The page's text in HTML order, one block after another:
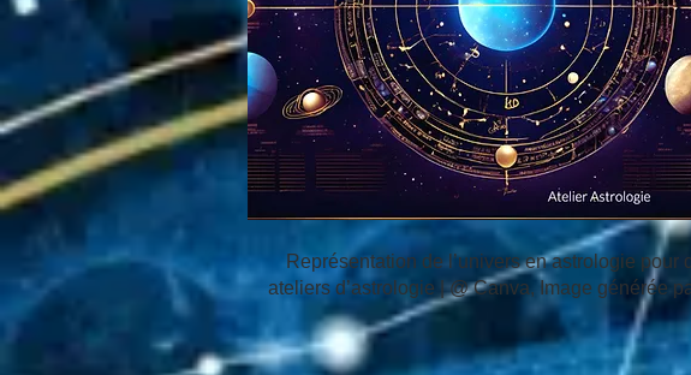
Représentation de l’univers en astrologie pour
ateliers d’astrologie | @ Canva, Image générée